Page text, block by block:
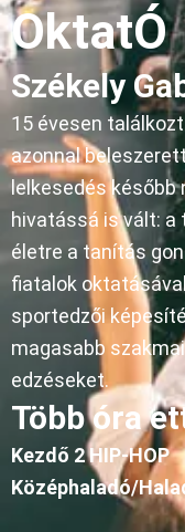
OktatÓ
Székely
15 évesen
azonnal
lelkesedés később
hivatássá is vált: a
életre a tanítás
fiatalok
sportedzői
magasabb
edzéseket.
Több óra
Kezdő 2 HIP-HOP
Középhaladó/